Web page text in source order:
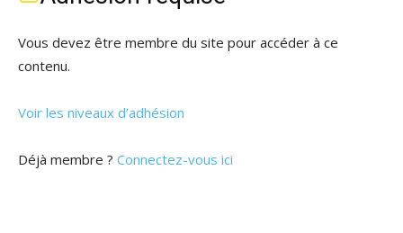
Vous devez être membre du site pour accéder à ce
contenu.
Voir les niveaux d’adhésion
Déjà membre ? Connectez-vous ici